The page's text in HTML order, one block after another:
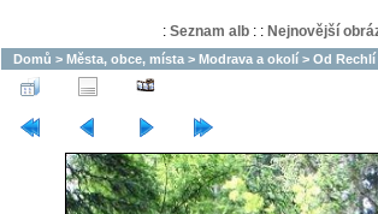
: Seznam alb: : Nejnovější
Domů > Města, obce, místa > Modrava a okolí > Od Rechlí